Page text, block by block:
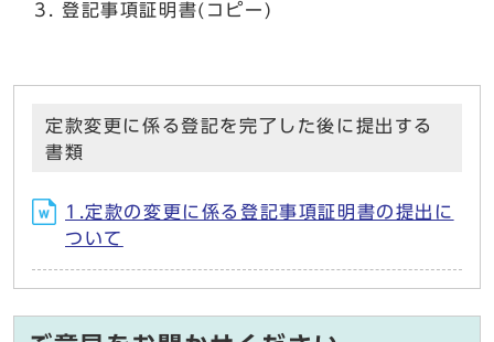
登記事項証明書(コピー)
定款変更に係る登記を完了した後に提出する
書類
1.定款の変更に係る登記事項証明書の提出に
ついて